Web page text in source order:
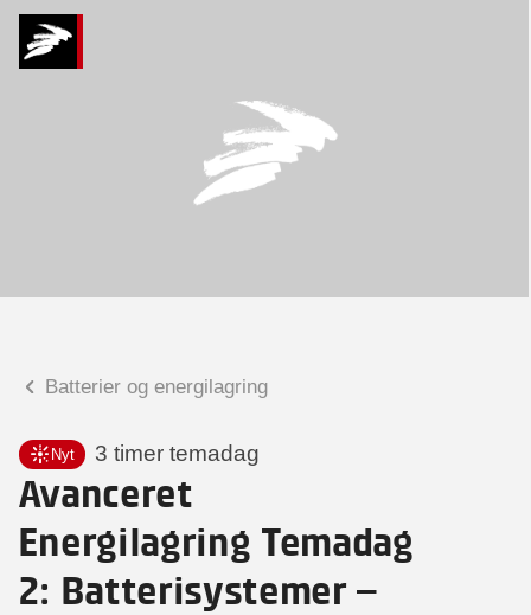
Batterier og energilagring
Nyt 3 timer temadag
Avanceret
Energilagring Temadag
2: Batterisystemer –
Praktiske spørgsmål
Katharina Brarup Ingwersen
dig med?